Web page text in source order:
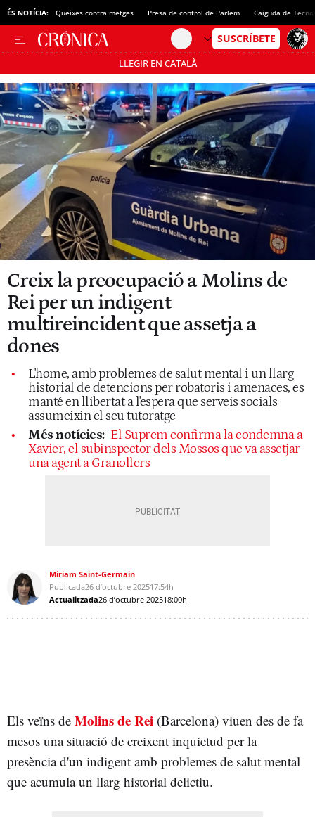
ÉS NOTÍCIA: Queixes contra metges Presa de control de Parlem Caiguda de
LLEGIR EN CATALÀ
Passa’t al mode estalvi
Creix la preocupació a Molins de
Rei per un indigent
multireincident que assetja a
dones
L'home, amb problemes de salut mental i un llarg
historial de detencions per robatoris i amenaces, es
manté en llibertat a l'espera que serveis socials
assumeixin el seu tutoratge
Més notícies: El Suprem confirma la condemna a
Xavier, el subinspector dels Mossos que va assetjar
una agent a Granollers
Miriam Saint-Germain
Publicada26 d’octubre 202517:54h
Actualitzada26 d’octubre 202518:00h
Els veïns de Molins de Rei (Barcelona) viuen des de fa
mesos una situació de creixent inquietud per la
presència d'un indigent amb problemes de salut mental
que acumula un llarg historial delictiu.